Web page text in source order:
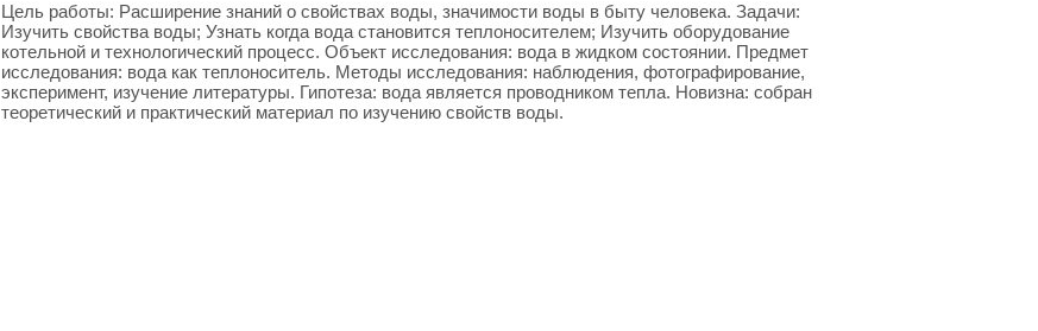
Цель работы: Расширение знаний о свойствах воды, значимости воды в быту человека. Задачи:
Изучить свойства воды; Узнать когда вода становится теплоносителем; Изучить оборудование
котельной и технологический процесс. Объект исследования: вода в жидком состоянии. Предмет
исследования: вода как теплоноситель. Методы исследования: наблюдения, фотографирование,
эксперимент, изучение литературы. Гипотеза: вода является проводником тепла. Новизна: собран
теоретический и практический материал по изучению свойств воды.